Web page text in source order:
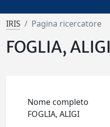
IRIS Pagina ricercatore
FOGLIA, ALIGI
Nome completo
FOGLIA, ALIGI